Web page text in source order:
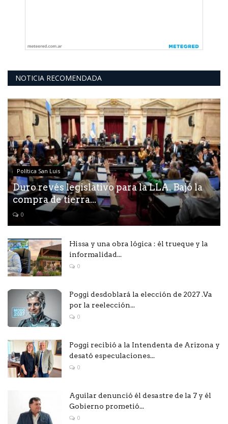
NOTICIA RECOMENDADA
Política San Luis
Duro revés legislativo para la LLA. Bajó la
compra de tierra...
0
Hissa y una obra lógica : él trueque y la
informalidad...
0
Poggi desdoblará la elección de 2027 .Va
por la reelección...
0
Poggi recibió a la Intendenta de Arizona y
desató especulaciones...
0
Aguilar denunció él desastre de la 7 y él
Gobierno prometió...
0